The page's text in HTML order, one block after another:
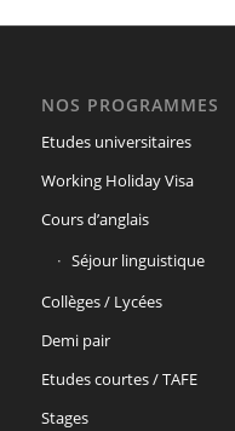
NOS PROGRAMMES
Etudes universitaires
Working Holiday Visa
Cours d’anglais
Séjour linguistique
Collèges / Lycées
Demi pair
Etudes courtes / TAFE
Stages